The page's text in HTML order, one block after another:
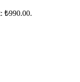
₺990.00.